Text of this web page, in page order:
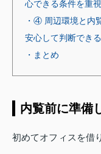
心できる条件を重視
・④ 周辺環境と内
安心して判断できる
・まとめ
内覧前に準備
初めてオフィスを借